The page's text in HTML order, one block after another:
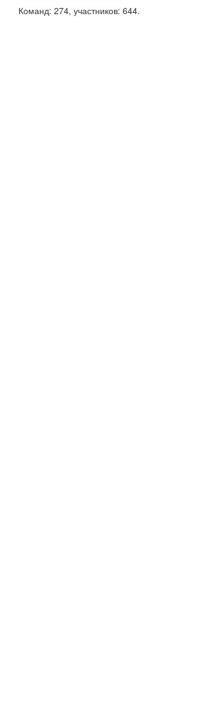
Команд: 274, участников: 644.